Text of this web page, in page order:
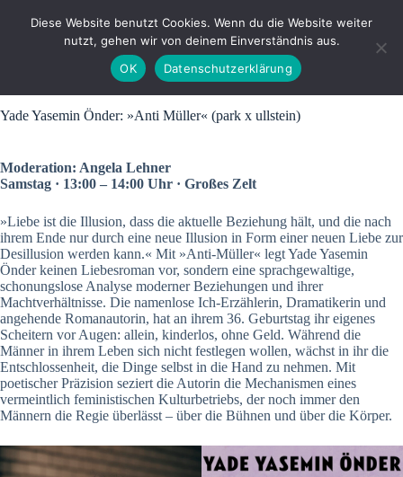
Yade Yasemin Önder: »Anti Müller« (park x ullstein)
Moderation: Angela Lehner
Samstag · 13:00 – 14:00 Uhr · Großes Zelt
»Liebe ist die Illusion, dass die aktuelle Beziehung hält, und die nach
ihrem Ende nur durch eine neue Illusion in Form einer neuen Liebe zur
Desillusion werden kann.« Mit »Anti-Müller« legt Yade Yasemin
Önder keinen Liebesroman vor, sondern eine sprachgewaltige,
schonungslose Analyse moderner Beziehungen und ihrer
Machtverhältnisse. Die namenlose Ich-Erzählerin, Dramatikerin und
angehende Romanautorin, hat an ihrem 36. Geburtstag ihr eigenes
Scheitern vor Augen: allein, kinderlos, ohne Geld. Während die
Männer in ihrem Leben sich nicht festlegen wollen, wächst in ihr die
Entschlossenheit, die Dinge selbst in die Hand zu nehmen. Mit
poetischer Präzision seziert die Autorin die Mechanismen eines
vermeintlich feministischen Kulturbetriebs, der noch immer den
Männern die Regie überlässt – über die Bühnen und über die Körper.
Diese Website benutzt Cookies. Wenn du die Website weiter
nutzt, gehen wir von deinem Einverständnis aus.
OK
Datenschutzerklärung